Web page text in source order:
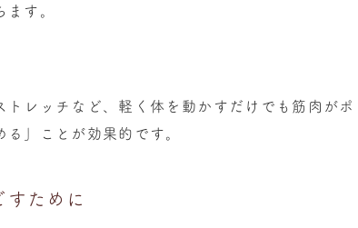
す。
トレッチなど、軽く体を動かすだけでも筋肉が
」ことが効果的です。
ために